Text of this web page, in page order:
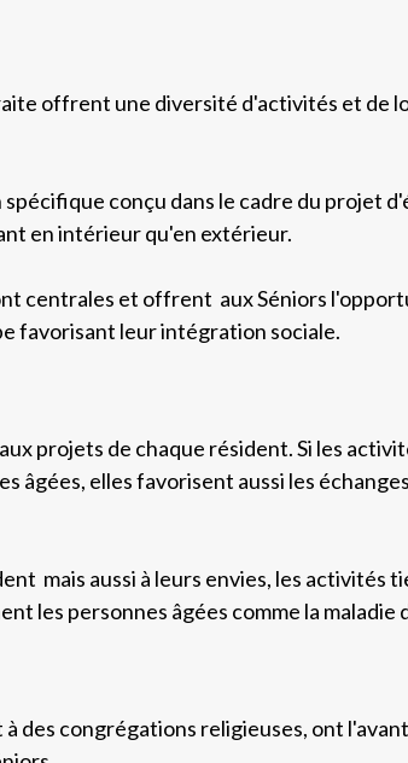
offrent une diversité d'activités et de
conçu dans le cadre du projet
en intérieur qu'en extérieur.
centrales et offrent aux Séniors
favorisant leur intégration sociale.
projets de chaque résident. Si les
âgées, elles favorisent aussi les
mais aussi à leurs envies, les activités
les personnes âgées comme la maladie
des congrégations religieuses, ont